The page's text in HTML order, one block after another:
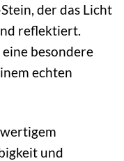
der das Licht
reflektiert.
besondere
echten
und